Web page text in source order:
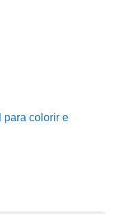
para colorir e